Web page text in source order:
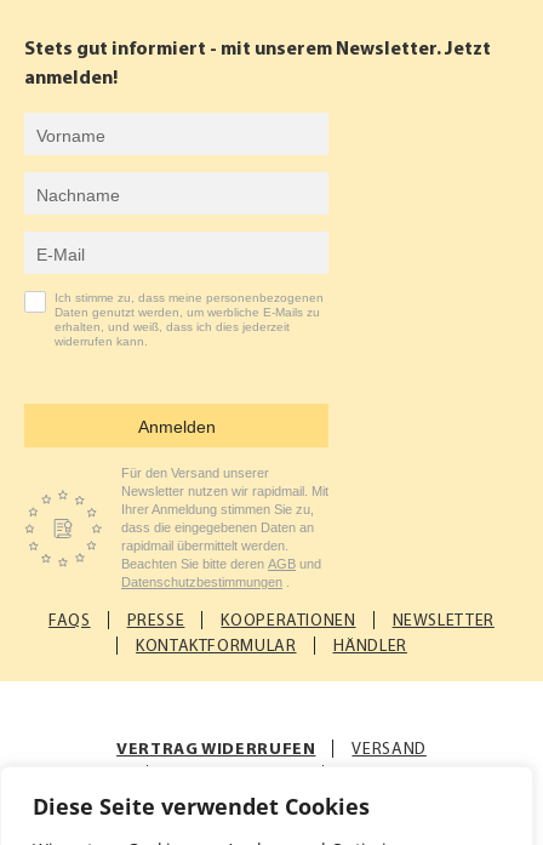
Diese Seite verwendet Cookies
O
O
G
R
Stets gut informiert - mit unserem Newsletter. Jetzt
anmelden!
Ich stimme zu, dass meine personenbezogenen
Daten genutzt werden, um werbliche E-Mails zu
erhalten, und weiß, dass ich dies jederzeit
widerrufen kann.
Anmelden
Für den Versand unserer
Newsletter nutzen wir rapidmail. Mit
Ihrer Anmeldung stimmen Sie zu,
dass die eingegebenen Daten an
rapidmail übermittelt werden.
Beachten Sie bitte deren AGB und
Datenschutzbestimmungen
FAQS PRESSE KOOPERATIONEN
NEWSLETTER
KONTAKTFORMULAR
HÄNDLER
VERTRAG WIDERRUFEN
VERSAND